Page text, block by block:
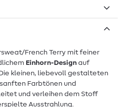
French Terry mit feiner
Einhorn-Design auf
kleinen, liebevoll gestalteten
Farbtönen und
und verleihen dem Stoff
Ausstrahlung.